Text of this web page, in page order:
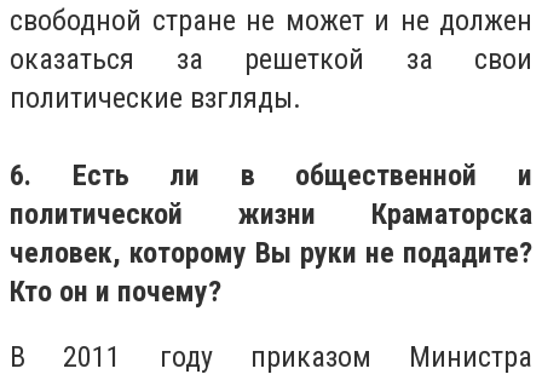
свободной стране не может и не должен
оказаться за решеткой за свои
политические взгляды.
6. Есть ли в общественной и
политической жизни Краматорска
человек, которому Вы руки не подадите?
Кто он и почему?
В 2011 году приказом Министра